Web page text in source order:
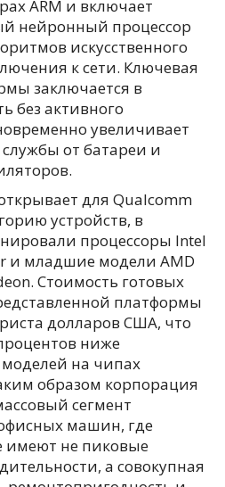
ARM и включает
нейронный процессор
искусственного
к сети. Ключевая
заключается в
без активного
увеличивает
от батареи и
для Qualcomm
устройств, в
процессоры Intel
и младшие модели AMD
Стоимость готовых
платформы
долларов США, что
ниже
на чипах
образом корпорация
сегмент
машин, где
не пиковые
а совокупная